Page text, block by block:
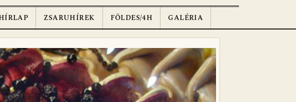
ZSARUHÍREK FÖLDES/4H GALÉRIA